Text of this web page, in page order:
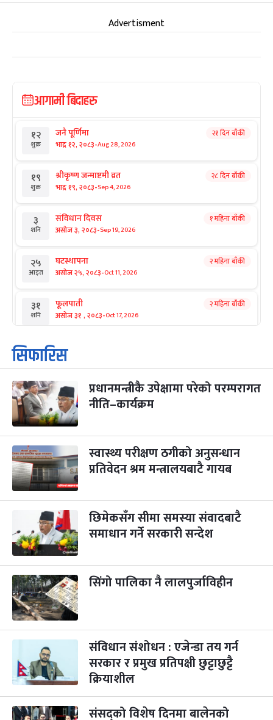
Advertisment
आगामी बिदाहरु
१२
शुक्र
जनै पूर्णिमा
भाद्र १२, २०८३-Aug 28, 2026
२१ दिन बाँकी
१९
शुक्र
श्रीकृष्ण जन्माष्टमी व्रत
भाद्र १९, २०८३-Sep 4, 2026
२८ दिन बाँकी
३
शनि
संविधान दिवस
असोज ३, २०८३-Sep 19, 2026
१ महिना बाँकी
२५
आइत
घटस्थापना
असोज २५, २०८३-Oct 11, 2026
२ महिना बाँकी
३१
शनि
फूलपाती
असोज ३१ , २०८३-Oct 17, 2026
२ महिना बाँकी
१
आइत
कार्तिक सङ्क्रान्ति
कार्तिक १, २०८३
३
मंगल
महानवमी
कार्तिक ३, २०८३-Oct 20, 2026
२ महिना बाँकी
४
बुध कार्तिक ४, २०८३ Oct 21, 2026
५
बिहि
पापा‌ङ्कुशा एकादशी व्रत
कार्तिक ५, २०८३
२ महिना बाँकी
२२
आइत
कुकुर तिहार
कार्तिक २२, २०८३-Nov 8, 2026
३ महिना बाँकी
२३ गाई पूजा
कार्तिक २३, २०८३ -
२४
मंगल
गोरुपुजा
कार्तिक २४, २०८३
२५
बुध
भाइटीका
कार्तिक २५, २०८३-Nov 11, 2026
३ महिना बाँकी
२९
आइत
छठपर्व
कार्तिक २९, २०८३-Nov 15, 2026
सिफारिस
प्रधानमन्त्रीकै उपेक्षामा परेको परम्परागत
नीति–कार्यक्रम
स्वास्थ्य परीक्षण ठगीको अनुसन्धान
प्रतिवेदन श्रम मन्त्रालयबाटै गायब
छिमेकसँग सीमा समस्या संवादबाटै
समाधान गर्ने सरकारी सन्देश
सिंगो पालिका नै लालपुर्जाविहीन
संविधान संशोधन : एजेन्डा तय गर्न
सरकार र प्रमुख प्रतिपक्षी छुट्टाछुट्टै
क्रियाशील
संसद्को विशेष दिनमा बालेनको